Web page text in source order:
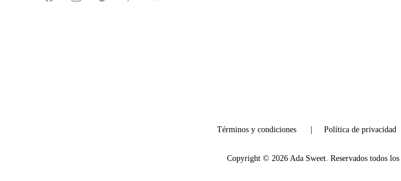
Términos y condiciones
      |
Política de privacidad
Copyright © 2026 Ada Sweet. Reservados todos los